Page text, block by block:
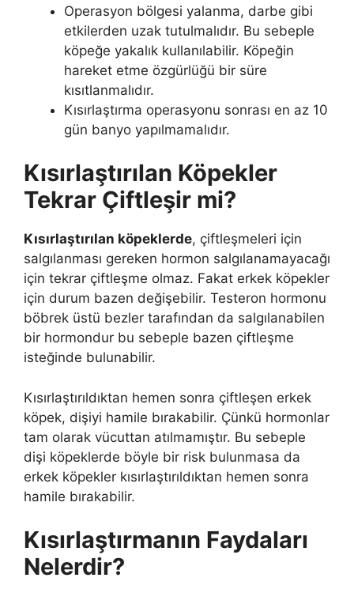
Operasyon bölgesi yalanma, darbe gibi
etkilerden uzak tutulmalıdır. Bu sebeple
köpeğe yakalık kullanılabilir. Köpeğin
hareket etme özgürlüğü bir süre
kısıtlanmalıdır.
Kısırlaştırma operasyonu sonrası en az 10
gün banyo yapılmamalıdır.
Kısırlaştırılan Köpekler
Tekrar Çiftleşir mi?
Kısırlaştırılan köpeklerde, çiftleşmeleri için
salgılanması gereken hormon salgılanamayacağı
için tekrar çiftleşme olmaz. Fakat erkek köpekler
için durum bazen değişebilir. Testeron hormonu
böbrek üstü bezler tarafından da salgılanabilen
bir hormondur bu sebeple bazen çiftleşme
isteğinde bulunabilir.
Kısırlaştırıldıktan hemen sonra çiftleşen erkek
köpek, dişiyi hamile bırakabilir. Çünkü hormonlar
tam olarak vücuttan atılmamıştır. Bu sebeple
dişi köpeklerde böyle bir risk bulunmasa da
erkek köpekler kısırlaştırıldıktan hemen sonra
hamile bırakabilir.
Kısırlaştırmanın Faydaları
Nelerdir?